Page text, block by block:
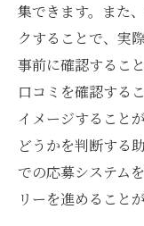
サロンの
認する方
キャリア
アシスタ
きる職場
北区での美容
て成功する秘
集できます。また
クすることで、実
事前に確認するこ
口コミを確認する
イメージすること
どうかを判断する
での応募システム
リーを進めること